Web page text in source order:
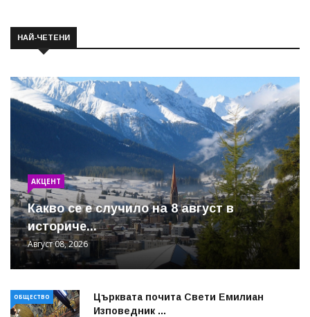
НАЙ-ЧЕТЕНИ
АКЦЕНТ
Какво се е случило на 8 август в
историче...
Август 08, 2026
ОБЩЕСТВО
Църквата почита Свeти Емилиан
Изповедник ...